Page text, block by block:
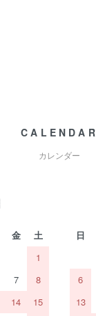
CALENDAR
カレンダー
金
土
1
7
8
14
15
日
6
13